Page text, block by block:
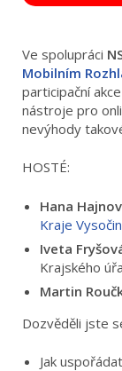
Ve spolupráci
Mobilním
participační
nástroje pro
nevýhody
HOSTÉ:
Hana
Kraje
Iveta
Krajského
Martin
Dozvěděli jste
Jak